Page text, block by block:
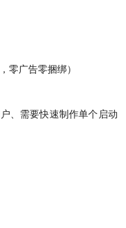
零广告零捆绑）
、需要快速制作单个启动